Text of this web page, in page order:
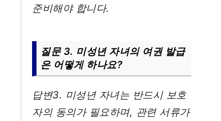
준비해야 합니다.
질문 3. 미성년 자녀의 여권 발급
은 어떻게 하나요?
답변3. 미성년 자녀는 반드시 보호
자의 동의가 필요하며, 관련 서류가